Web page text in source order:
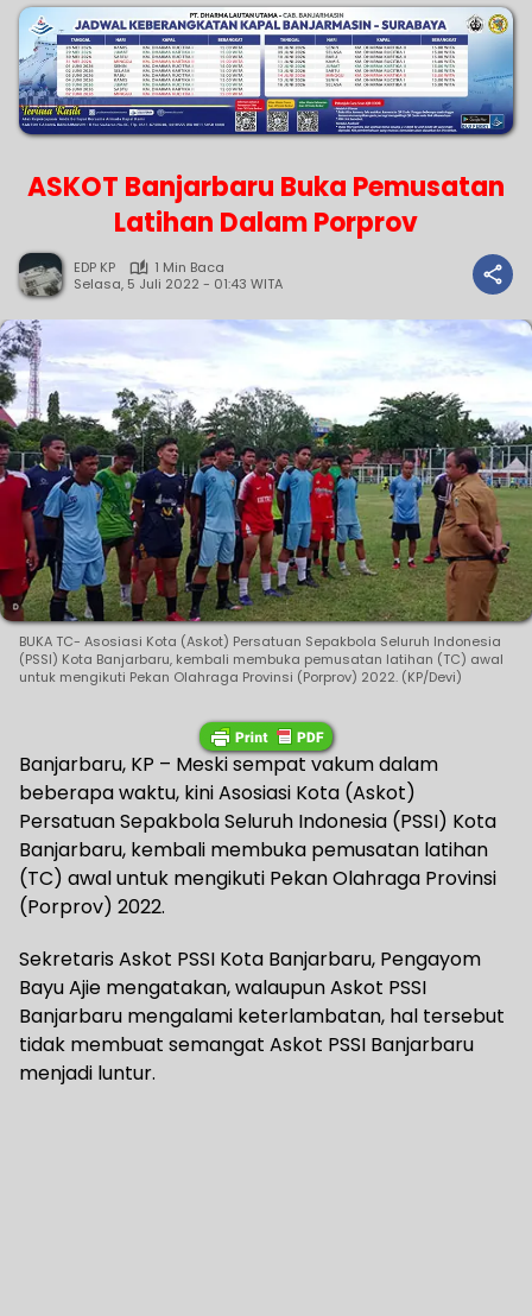
ASKOT Banjarbaru Buka Pemusatan
Latihan Dalam Porprov
EDP KP
1 Min Baca
Selasa, 5 Juli 2022 - 01:43 WITA
BUKA TC- Asosiasi Kota (Askot) Persatuan Sepakbola Seluruh Indonesia
(PSSI) Kota Banjarbaru, kembali membuka pemusatan latihan (TC) awal
untuk mengikuti Pekan Olahraga Provinsi (Porprov) 2022. (KP/Devi)
Banjarbaru, KP – Meski sempat vakum dalam
beberapa waktu, kini Asosiasi Kota (Askot)
Persatuan Sepakbola Seluruh Indonesia (PSSI) Kota
Banjarbaru, kembali membuka pemusatan latihan
(TC) awal untuk mengikuti Pekan Olahraga Provinsi
(Porprov) 2022.
Sekretaris Askot PSSI Kota Banjarbaru, Pengayom
Bayu Ajie mengatakan, walaupun Askot PSSI
Banjarbaru mengalami keterlambatan, hal tersebut
tidak membuat semangat Askot PSSI Banjarbaru
menjadi luntur.